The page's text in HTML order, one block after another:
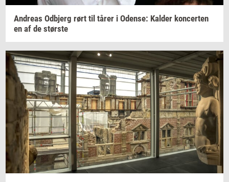
An­dreas Od­b­jerg rørt til tårer i Oden­se: Kal­der kon­cer­ten
en af de stør­ste